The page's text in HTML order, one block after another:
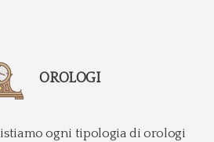
OROLOGI
ogni tipologia di orologi